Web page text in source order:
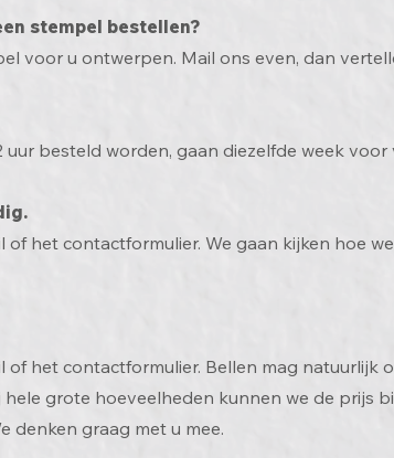
stempel bestellen?
voor u ontwerpen. Mail ons even, dan
besteld worden, gaan diezelfde week
het contactformulier. We gaan kijken hoe
het contactformulier. Bellen mag natuurlijk
grote hoeveelheden kunnen we de prijs
denken graag met u mee.